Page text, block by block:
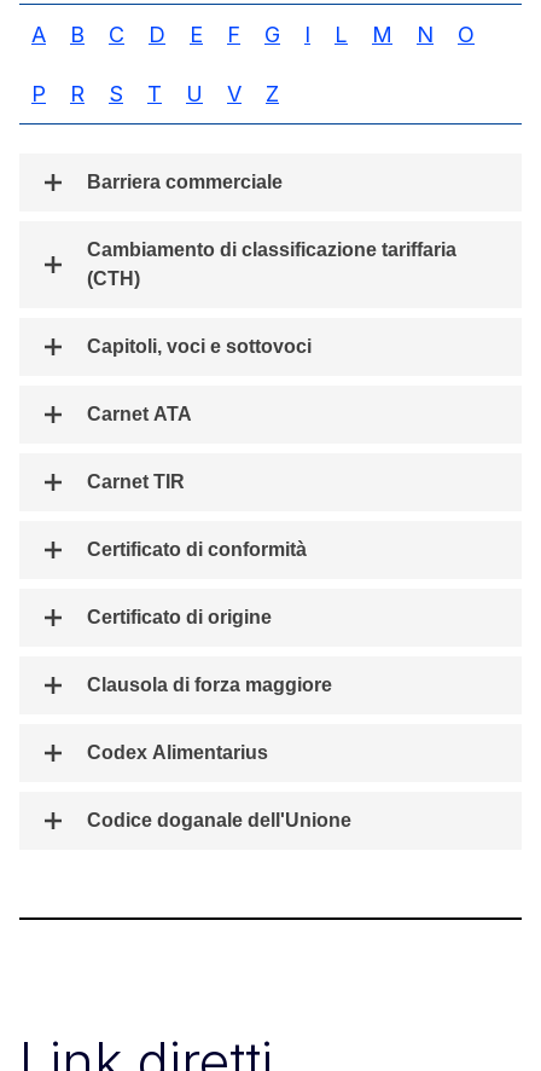
A B C D E F G I L M N O
P R S T U V Z
Barriera commerciale
Cambiamento di classificazione tariffaria
(CTH)
Capitoli, voci e sottovoci
Carnet ATA
Carnet TIR
Certificato di conformità
Certificato di origine
Clausola di forza maggiore
Codex Alimentarius
Codice doganale dell'Unione